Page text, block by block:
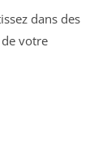
dans des
votre